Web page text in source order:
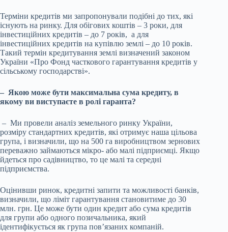
Терміни кредитів ми запропонували подібні до тих, які
існують на ринку. Для обігових коштів – 3 роки, для
інвестиційних кредитів – до 7 років, а для
інвестиційних кредитів на купівлю землі – до 10 років.
Такий термін кредитування землі визначений законом
України «Про Фонд часткового гарантування кредитів у
сільському господарстві».
– Якою може бути максимальна сума кредиту, в
якому ви виступаєте в ролі гаранта?
– Ми провели аналіз земельного ринку України,
розміру стандартних кредитів, які отримує наша цільова
група, і визначили, що на 500 га виробництвом зернових
переважно займаються мікро- або малі підприємці. Якщо
йдеться про садівництво, то це малі та середні
підприємства.
Оцінивши ринок, кредитні запити та можливості банків,
визначили, що ліміт гарантування становитиме до 30
млн. грн. Це може бути один кредит або сума кредитів
для групи або одного позичальника, який
ідентифікується як група пов’язаних компаній.